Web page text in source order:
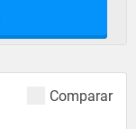
Comparar